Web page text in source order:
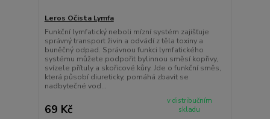
Leros Očista Lymfa
Funkční lymfatický neboli mízní systém zajišťuje
správný transport živin a odvádí z těla toxiny a
buněčný odpad. Správnou funkci lymfatického
systému můžete podpořit bylinnou směsí kopřivy,
svízele přítuly a skořicové kůry. Jde o funkční směs,
která působí diureticky, pomáhá zbavit se
nadbytečné vod...
69 Kč
v distribučním
skladu